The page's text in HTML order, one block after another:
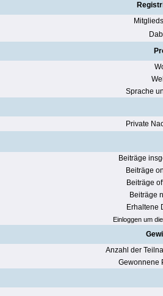
Sprache
Private
Beiträge
Beiträge
Beiträge
Beiträge
Erhaltene
Einloggen um
Anzahl der
Gewonnene